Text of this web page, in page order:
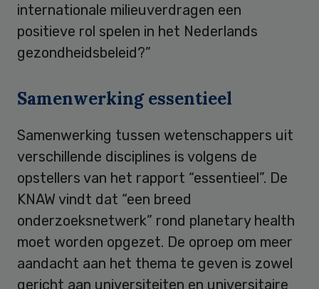
internationale milieuverdragen een
positieve rol spelen in het Nederlands
gezondheidsbeleid?”
Samenwerking essentieel
Samenwerking tussen wetenschappers uit
verschillende disciplines is volgens de
opstellers van het rapport “essentieel”. De
KNAW vindt dat “een breed
onderzoeksnetwerk” rond planetary health
moet worden opgezet. De oproep om meer
aandacht aan het thema te geven is zowel
gericht aan universiteiten en universitaire